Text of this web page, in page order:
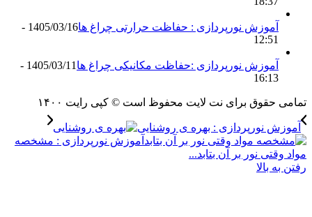
نورپردازی : حفاظت حرارتی چراغ ها
1405/03/16 -
نورپردازی :حفاظت مکانیکی چراغ ها
1405/03/11 -
برای نت لایت محفوظ است © کپی رایت ۱۴۰۰
نورپردازی : بهره ی روشنایی
آموزش نورپردازی : مشخصه
نور بر آن بتابد...
بالا